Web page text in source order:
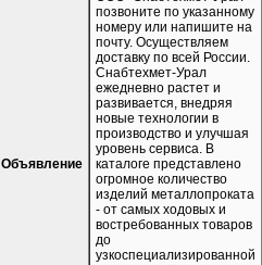
Объявление
позвоните по указанному
номеру или напишите на
почту. Осуществляем
доставку по всей России.
Снабтехмет-Урал
ежедневно растет и
развивается, внедряя
новые технологии в
производство и улучшая
уровень сервиса. В
каталоге представлено
огромное количество
изделий металлопроката
- от самых ходовых и
востребованных товаров
до
узкоспециализированной